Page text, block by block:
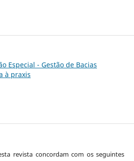
Especial - Gestão de Bacias
à praxis
revista concordam com os seguintes